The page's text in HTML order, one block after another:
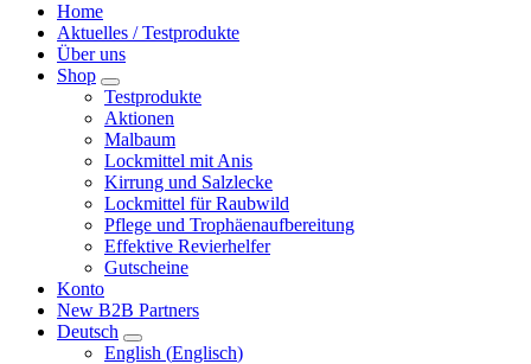
Home
Aktuelles / Testprodukte
Über uns
Shop
Testprodukte
Aktionen
Malbaum
Lockmittel mit Anis
Kirrung und Salzlecke
Lockmittel für Raubwild
Pflege und Trophäenaufbereitung
Effektive Revierhelfer
Gutscheine
Konto
New B2B Partners
Deutsch
English (Englisch)